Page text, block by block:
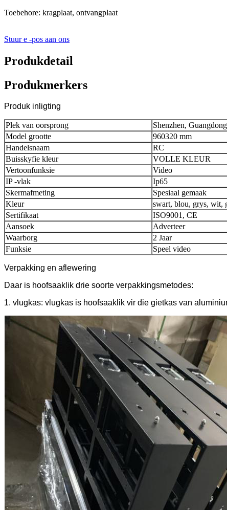
Toebehore: kragplaat, ontvangplaat
Stuur e -pos aan ons
Produkdetail
Produkmerkers
Produk inligting
Plek van oorsprong
Shenzhen,
Model grootte
960320 mm
Handelsnaam
RC
Buisskyfie kleur
VOLLE KLEUR
Vertoonfunksie
Video
IP -vlak
Ip65
Skermafmeting
Spesiaal gemaak
Kleur
swart, blou, grys, wit,
Sertifikaat
ISO9001, CE
Aansoek
Adverteer
Waarborg
2 Jaar
Funksie
Speel video
Verpakking en aflewering
Daar is hoofsaaklik drie soorte verpakkingsmetodes:
1. vlugkas: vlugkas is hoofsaaklik vir die gietkas van